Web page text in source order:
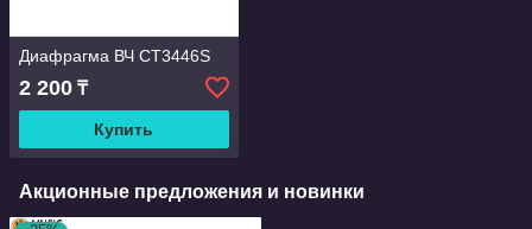
Диафрагма ВЧ CT3446S
2 200 ₸
Купить
Акционные предложения и новинки